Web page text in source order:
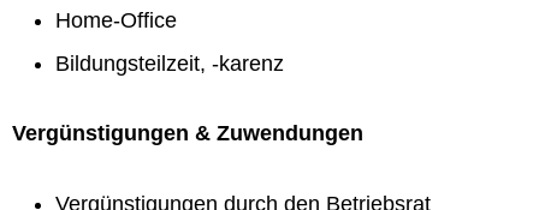
Home-Office
Bildungsteilzeit, -karenz
Vergünstigungen & Zuwendungen
Vergünstigungen durch den Betriebsrat